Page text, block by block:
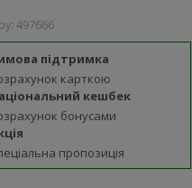
497666
підтримка
карткою
кешбек
бонусами
пропозиція